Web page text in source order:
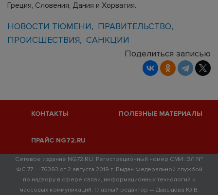
Греция, Словения, Дания и Хорватия.
НОВОСТИ ТЮМЕНИ
ПРАВИТЕЛЬСТВО
ПРОИСШЕСТВИЯ
САНКЦИИ
Поделиться записью
КОНТАКТЫ ПОЛЕЗНЫЕ МАТЕРИАЛЫ
ПРАЙС NG72.RU
Сетевое издание NG72.RU. Регистрационный номер СМИ: ЭЛ №
ФС 77 — 76393 от 2 августа 2019 г. Выдан Федеральной службой
по надзору в сфере связи, информационных технологий и
массовых коммуникаций. Главный редактор — Давыдова Ю.В.